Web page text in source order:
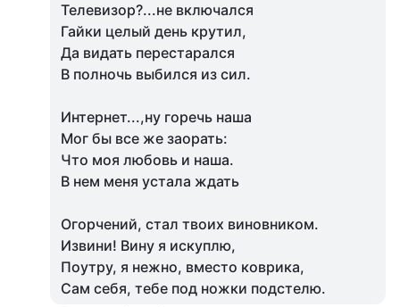
Телевизор?...не включался
Гайки целый день крутил,
Да видать перестарался
В полночь выбился из сил.
Интернет...,ну горечь наша
Мог бы все же заорать:
Что моя любовь и наша.
В нем меня устала ждать
Огорчений, стал твоих виновником.
Извини! Вину я искуплю,
Поутру, я нежно, вместо коврика,
Сам себя, тебе под ножки подстелю.